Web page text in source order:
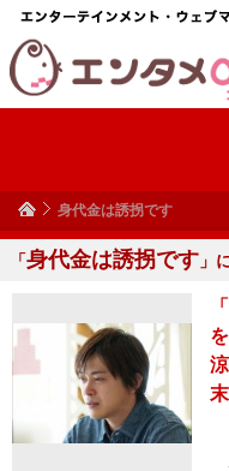
身代金は誘拐です
「身代金は誘拐です 」
末